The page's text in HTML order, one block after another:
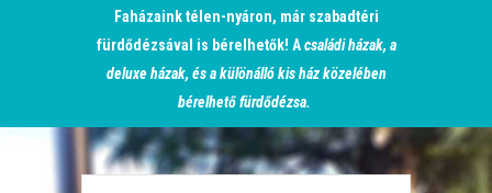
Faházaink télen-nyáron, már szabadtéri
fürdődézsával is bérelhetők! Acsaládi házak, a
deluxe házak, és a különálló kis ház közelében
bérelhető fürdődézsa.